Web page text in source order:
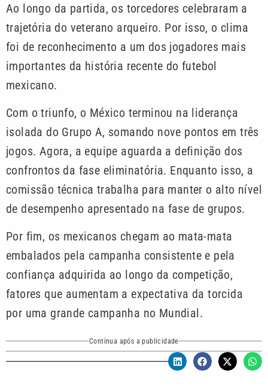
Ao longo da partida, os torcedores celebraram a
trajetória do veterano arqueiro. Por isso, o clima
foi de reconhecimento a um dos jogadores mais
importantes da história recente do futebol
mexicano.
Com o triunfo, o México terminou na liderança
isolada do Grupo A, somando nove pontos em três
jogos. Agora, a equipe aguarda a definição dos
confrontos da fase eliminatória. Enquanto isso, a
comissão técnica trabalha para manter o alto nível
de desempenho apresentado na fase de grupos.
Por fim, os mexicanos chegam ao mata-mata
embalados pela campanha consistente e pela
confiança adquirida ao longo da competição,
fatores que aumentam a expectativa da torcida
por uma grande campanha no Mundial.
Continua após a publicidade